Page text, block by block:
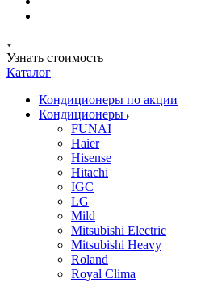
Узнать стоимость
Каталог
Кондиционеры по акции
Кондиционеры
FUNAI
Haier
Hisense
Hitachi
IGC
LG
Mild
Mitsubishi Electric
Mitsubishi Heavy
Roland
Royal Clima